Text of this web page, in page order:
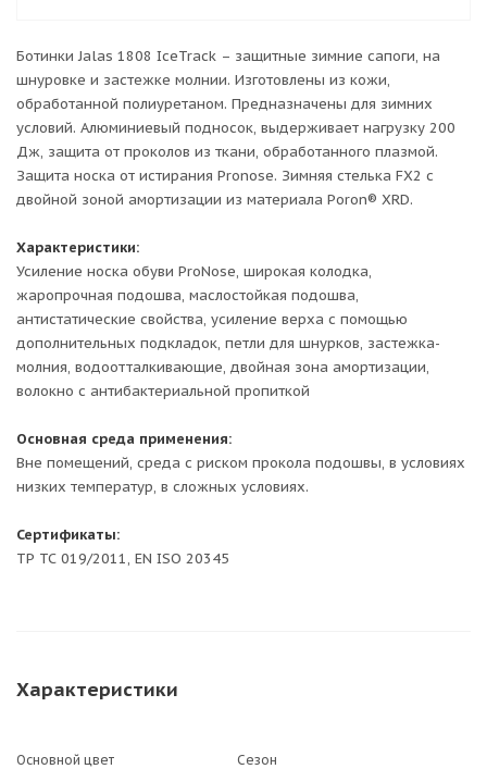
Ботинки Jalas 1808 IceTrack – защитные зимние сапоги, на
шнуровке и застежке молнии. Изготовлены из кожи,
обработанной полиуретаном. Предназначены для зимних
условий. Алюминиевый подносок, выдерживает нагрузку 200
Дж, защита от проколов из ткани, обработанного плазмой.
Защита носка от истирания Pronose. Зимняя стелька FX2 с
двойной зоной амортизации из материала Poron® XRD.
Характеристики:
Усиление носка обуви ProNose, широкая колодка,
жаропрочная подошва, маслостойкая подошва,
антистатические свойства, усиление верха с помощью
дополнительных подкладок, петли для шнурков, застежка-
молния, водоотталкивающие, двойная зона амортизации,
волокно с антибактериальной пропиткой
Основная среда применения:
Вне помещений, среда с риском прокола подошвы, в условиях
низких температур, в сложных условиях.
Сертификаты:
ТР ТС 019/2011, EN ISO 20345
Характеристики
Основной цвет Сезон